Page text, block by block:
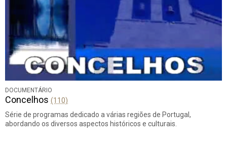
DOCUMENTÁRIO
Concelhos (110)
Série de programas dedicado a várias regiões de Portugal,
abordando os diversos aspectos históricos e culturais.